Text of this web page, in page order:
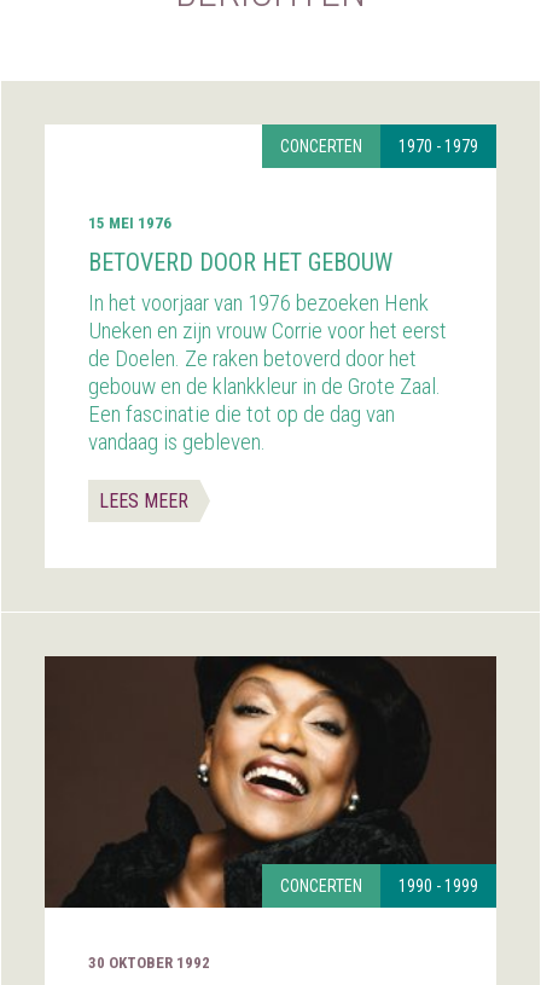
CONCERTEN 1970 - 1979
15 MEI 1976
BETOVERD DOOR HET GEBOUW
In het voorjaar van 1976 bezoeken Henk
Uneken en zijn vrouw Corrie voor het eerst
de Doelen. Ze raken betoverd door het
gebouw en de klankkleur in de Grote Zaal.
Een fascinatie die tot op de dag van
vandaag is gebleven.
LEES MEER
CONCERTEN 1990 - 1999
30 OKTOBER 1992